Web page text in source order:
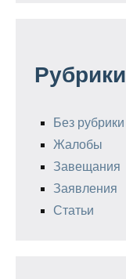
Рубрики
Без рубрики
Жалобы
Завещания
Заявления
Статьи